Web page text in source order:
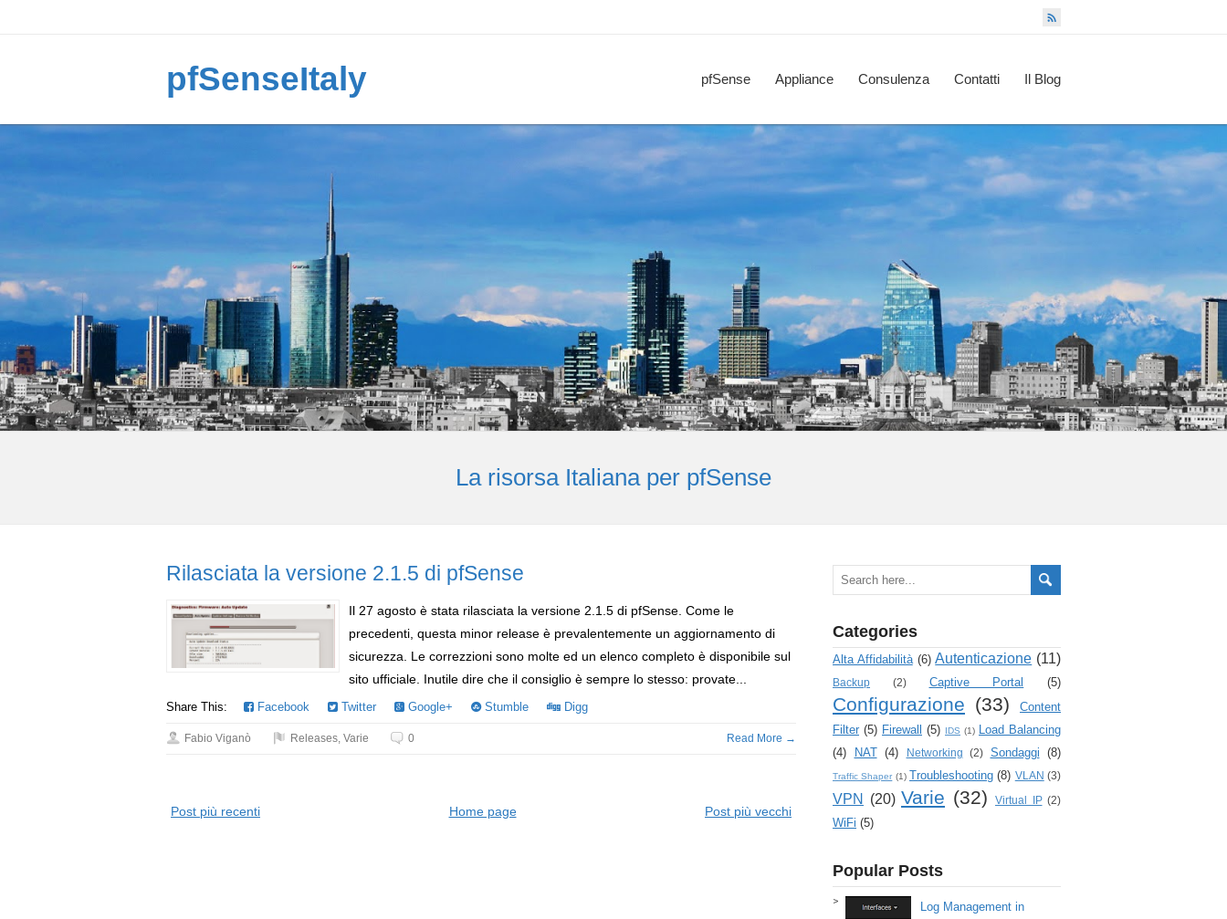
pfSenseItaly pfSense Appliance Consulenza Contatti Il Blog
La risorsa Italiana per pfSense
Rilasciata la versione 2.1.5 di pfSense
Il 27 agosto è stata rilasciata la versione 2.1.5 di pfSense. Come le
precedenti, questa minor release è prevalentemente un aggiornamento di
sicurezza. Le correzzioni sono molte ed un elenco completo è disponibile sul
sito ufficiale. Inutile dire che il consiglio è sempre lo stesso: provate...
Share This: Facebook Twitter Google+ Stumble Digg
Fabio Viganò Releases, Varie 0 Read More →
Post più recenti Post più vecchi
Home page
Categories
Alta Affidabilità (6) Autenticazione (11)
Backup (2) Captive Portal (5)
Configurazione (33)
Content
Filter (5) Firewall (5) IDS (1) Load Balancing
(4)
NAT (4) Networking (2) Sondaggi (8)
Traffic Shaper (1) Troubleshooting (8) VLAN (3)
VPN (20) Varie (32) Virtual IP (2)
WiFi (5)
Popular Posts
Log Management in